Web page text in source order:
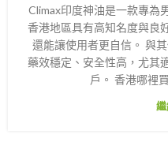
Climax印度神油是一款專為
香港地區具有高知名度與良
還能讓使用者更自信。 與
藥效穩定、安全性高，尤其
戶。 香港哪裡